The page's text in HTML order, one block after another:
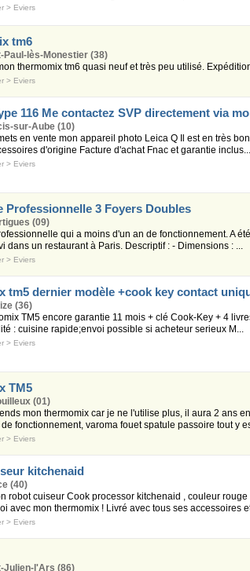
> Eviers
tm6
Paul-lès-Monestier (38)
thermomix tm6 quasi neuf et très peu utilisé.
> Eviers
116 Me contactez SVP directement via
sur-Aube (10)
en vente mon appareil photo Leica Q Il est en très
d'origine Facture d'achat Fnac et garantie inclus...
> Eviers
Professionnelle 3 Foyers Doubles
(09)
qui a moins d'un an de fonctionnement. A
dans un restaurant à Paris. Descriptif : - Dimensions : ...
> Eviers
tm5 dernier modèle +cook key contact
(36)
TM5 encore garantie 11 mois + clé Cook-Key + 4
: cuisine rapide;envoi possible si acheteur serieux M...
> Eviers
TM5
(01)
mon thermomix car je ne l'utilise plus, il aura 2 ans
fonctionnement, varoma fouet spatule passoire tout y
> Eviers
kitchenaid
(40)
robot cuiseur Cook processor kitchenaid , couleur
avec mon thermomix ! Livré avec tous ses accessoires
> Eviers
Julien-l'Ars (86)